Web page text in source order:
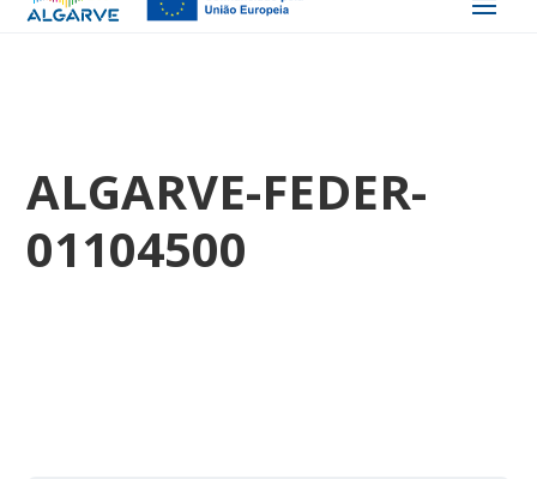
ALGARVE-FEDER-
01104500